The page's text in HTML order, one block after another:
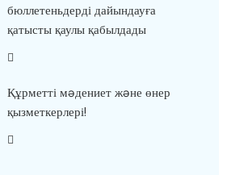
бюллетеньдерді дайындауға
қатысты қаулы қабылдады
Құрметті мəдениет жəне өнер
қызметкерлері!